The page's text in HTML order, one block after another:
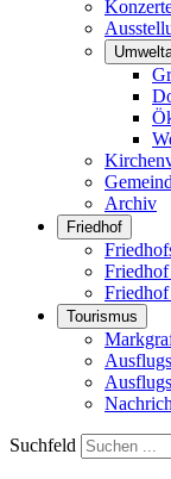
Archiv
Friedhof
Friedhof
Tourismus
Suchfeld